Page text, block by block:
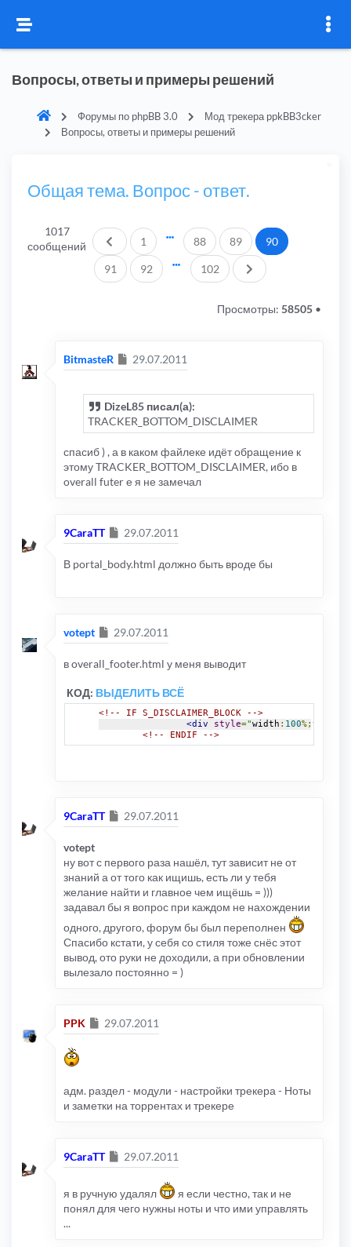
Вопросы, ответы и примеры решений
Форумы по phpBB 3.0
Мод трекера ppkBB3cker
Вопросы, ответы и примеры решений
Общая тема. Вопрос - ответ.
1017
сообщений
Пред.1 88 89 90
91 92 102 След.
Просмотры: 58505 •
BitmasteR Сообщение
29.07.2011
DizeL85 писал(а):
TRACKER_BOTTOM_DISCLAIMER
спасиб ) , а в каком файлеке идёт обращение к
этому TRACKER_BOTTOM_DISCLAIMER, ибо в
overall futer е я не замечал
9CaraTT Сообщение
29.07.2011
В portal_body.html должно быть вроде бы
votept Сообщение
29.07.2011
в overall_footer.html у меня выводит
КОД: ВЫДЕЛИТЬ ВСЁ
<!-- IF S_DISCLAIMER_BLOCK -->
<div
style="width : 100%; text
<!-- ENDIF -->
9CaraTT Сообщение
29.07.2011
votept
ну вот с первого раза нашёл, тут зависит не от
знаний а от того как ищишь, есть ли у тебя
желание найти и главное чем ищёшь = )))
задавал бы я вопрос при каждом не нахождении
одного, другого, форум бы был переполнен
Спасибо кстати, у себя со стиля тоже снёс этот
вывод, ото руки не доходили, а при обновлении
вылезало постоянно = )
PPK Сообщение
29.07.2011
адм. раздел - модули - настройки трекера - Ноты
и заметки на торрентах и трекере
9CaraTT Сообщение
29.07.2011
я в ручную удалял
я если честно, так и не
понял для чего нужны ноты и что ими управлять
...